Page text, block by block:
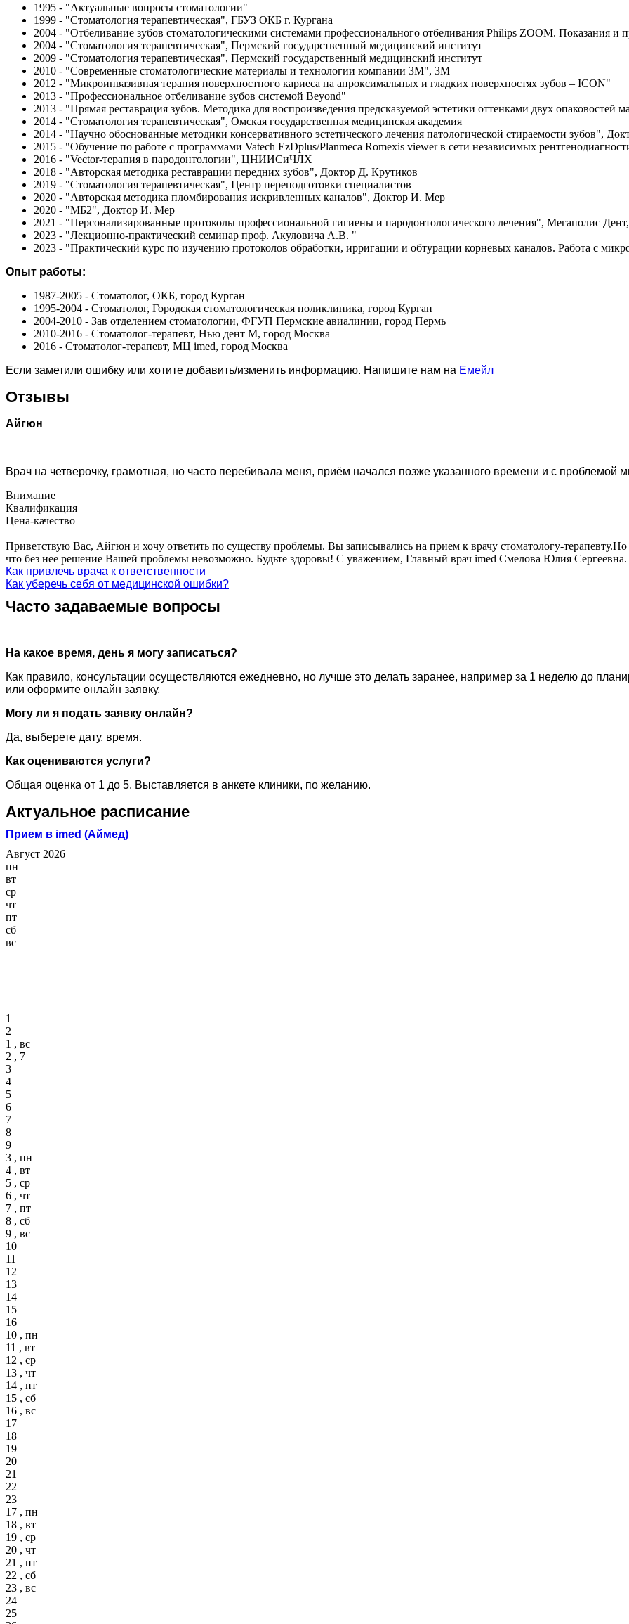
1995 - "Актуальные вопросы стоматологии"
1999 - "Стоматология терапевтическая", ГБУЗ ОКБ г. Кургана
2004 - "Отбеливание зубов стоматологическими системами профессионального отбеливания Philips ZOOM. Показания и
2004 - "Стоматология терапевтическая", Пермский государственный медицинский институт
2009 - "Стоматология терапевтическая", Пермский государственный медицинский институт
2010 - "Современные стоматологические материалы и технологии компании 3М", 3М
2012 - "Микроинвазивная терапия поверхностного кариеса на апроксимальных и гладких поверхностях зубов – ICON"
2013 - "Профессиональное отбеливание зубов системой Beyond"
2013 - "Прямая реставрация зубов. Методика для воспроизведения предсказуемой эстетики оттенками двух опаковостей
2014 - "Стоматология терапевтическая", Омская государственная медицинская академия
2014 - "Научно обоснованные методики консервативного эстетического лечения патологической стираемости зубов",
2015 - "Обучение по работе с программами Vatech EzDplus/Planmeca Romexis viewer в сети независимых
2016 - "Vector-терапия в пародонтологии", ЦНИИСиЧЛХ
2018 - "Авторская методика реставрации передних зубов", Доктор Д. Крутиков
2019 - "Стоматология терапевтическая", Центр переподготовки специалистов
2020 - "Авторская методика пломбирования искривленных каналов", Доктор И. Мер
2020 - "МБ2", Доктор И. Мер
2021 - "Персонализированные протоколы профессиональной гигиены и пародонтологического лечения", Мегаполис
2023 - "Лекционно-практический семинар проф. Акуловича А.В. "
2023 - "Практический курс по изучению протоколов обработки, ирригации и обтурации корневых каналов. Работа с
Опыт работы:
1987-2005 - Стоматолог, ОКБ, город Курган
1995-2004 - Стоматолог, Городская стоматологическая поликлиника, город Курган
2004-2010 - Зав отделением стоматологии, ФГУП Пермские авиалинии, город Пермь
2010-2016 - Стоматолог-терапевт, Нью дент М, город Москва
2016 - Стоматолог-терапевт, МЦ imed, город Москва
Если заметили ошибку или хотите добавить/изменить информацию. Напишите нам на Емейл
Отзывы
Айгюн
Врач на четверочку, грамотная, но часто перебивала меня, приём начался позже указанного времени и с проблемой
Внимание
Квалификация
Цена-качество
Приветствую Вас, Айгюн и хочу ответить по существу проблемы. Вы записывались на прием к врачу стоматологу-
что без нее решение Вашей проблемы невозможно. Будьте здоровы! С уважением, Главный врач imed Смелова Юлия Сергеевна.
Как привлечь врача к ответственности
Как уберечь себя от медицинской ошибки?
Часто задаваемые вопросы
На какое время, день я могу записаться?
Как правило, консультации осуществляются ежедневно, но лучше это делать заранее, например за 1 неделю до
или оформите онлайн заявку.
Могу ли я подать заявку онлайн?
Да, выберете дату, время.
Как оцениваются услуги?
Общая оценка от 1 до 5. Выставляется в анкете клиники, по желанию.
Актуальное расписание
Прием в imed (Аймед)
Август 2026
пн
вт
ср
чт
пт
сб
вс
1
2
1 , вс
2 , 7
3
4
5
6
7
8
9
3 , пн
4 , вт
5 , ср
6 , чт
7 , пт
8 , сб
9 , вс
10
11
12
13
14
15
16
10 , пн
11 , вт
12 , ср
13 , чт
14 , пт
15 , сб
16 , вс
17
18
19
20
21
22
23
17 , пн
18 , вт
19 , ср
20 , чт
21 , пт
22 , сб
23 , вс
24
25